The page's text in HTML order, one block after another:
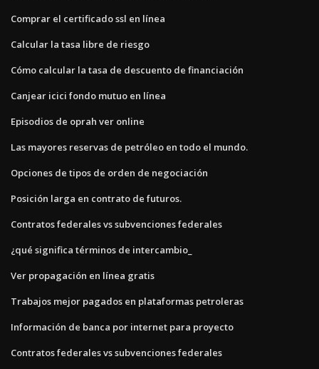
Comprar el certificado ssl en línea
Calcular la tasa libre de riesgo
Cómo calcular la tasa de descuento de financiación
Canjear icici fondo mutuo en línea
Episodios de oprah ver online
Las mayores reservas de petróleo en todo el mundo.
Opciones de tipos de orden de negociación
Posición larga en contrato de futuros.
Contratos federales vs subvenciones federales
¿qué significa términos de intercambio_
Ver propagación en línea gratis
Trabajos mejor pagados en plataformas petroleras
Información de banca por internet para proyecto
Contratos federales vs subvenciones federales